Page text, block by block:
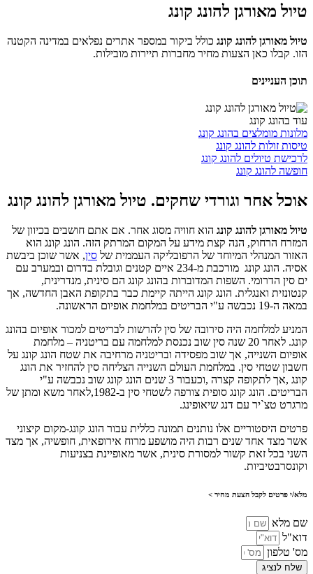
טיול מאורגן להונג קונג
טיול מאורגן להונג קונג כולל ביקור במספר אתרים נפלאים במדינה הקטנה
הזו. קבלו כאן הצעות מחיר מחברות תיירות מובילות.
תוכן העניינים
עוד בהונג קונג
מלונות מומלצים בהונג קונג
טיסות זולות להונג קונג
לרכישת טיולים להונג קונג
חופשה להונג קונג
אוכל אחר וגורדי שחקים. טיול מאורגן להונג קונג
טיול מאורגן להונג קונג הוא חוויה מסוג אחר. אם אתם חושבים בכיוון של
המזרח הרחוק, הנה קצת מידע על המקום המרתק הזה. הונג קונג הוא
האזור המנהלי המיוחד של הרפובליקה העממית של סין, אשר שוכן ביבשת
אסיה. הונג קונג מורכבת מ-234 איים קטנים וגובלת בדרום ובמערב עם
ים סין הדרומי. השפות המדוברות בהונג קונג הם סינית, מנדרינית,
קנטונזית ואנגלית. הונג קונג הייתה קיימת כבר בתקופת האבן החדשה, אך
במאה ה-19 נכבשה ע"י הבריטים במלחמת אופיום הראשונה.
המניע למלחמה היה סירובה של סין להרשות לבריטים למכור אופיום בהונג
קונג. לאחר 20 שנה סין שוב נכנסת למלחמה עם בריטניה – מלחמת
אופיום השנייה, אך שוב מפסידה ובריטניה מרחיבה את שטח הונג קונג על
חשבון שטחי סין. במלחמת העולם השנייה הצליחה סין להחזיר את הונג
קונג ,אך לתקופה קצרה ,וכעבור 3 שנים הונג קונג שוב נכבשה ע"י
הבריטים. הונג קונג סופית צורפה לשטחי סין ב-1982,לאחר משא ומתן של
מרגרט טצ`יר עם דנג שיאופינג.
פרטים היסטוריים אלו נותנים תמונה כללית עבור הונג קונג-מקום קיצוני
אשר מצד אחד שנים רבות היה מושפע מרוח אירופאית, חופשיה, אך מצד
השני בכל זאת קשור למסורת סינית, אשר מאופיינת בצניעות
וקונסרבטיביות.
מלא/י פרטים לקבל הצעת מחיר >
שם מלא
דוא"ל
מס' טלפון
שלח לנציג